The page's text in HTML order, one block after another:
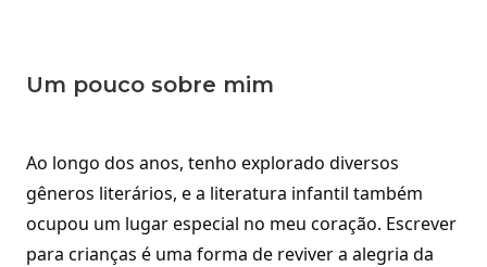
Um pouco sobre mim
Ao longo dos anos, tenho explorado diversos
gêneros literários, e a literatura infantil também
ocupou um lugar especial no meu coração. Escrever
para crianças é uma forma de reviver a alegria da